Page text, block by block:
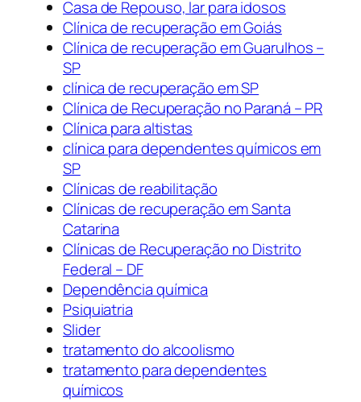
Casa de Repouso, lar para idosos
Clínica de recuperação em Goiás
Clínica de recuperação em Guarulhos –
SP
clínica de recuperação em SP
Clínica de Recuperação no Paraná – PR
Clínica para altistas
clínica para dependentes químicos em
SP
Clínicas de reabilitação
Clínicas de recuperação em Santa
Catarina
Clínicas de Recuperação no Distrito
Federal – DF
Dependência química
Psiquiatria
Slider
tratamento do alcoolismo
tratamento para dependentes
químicos